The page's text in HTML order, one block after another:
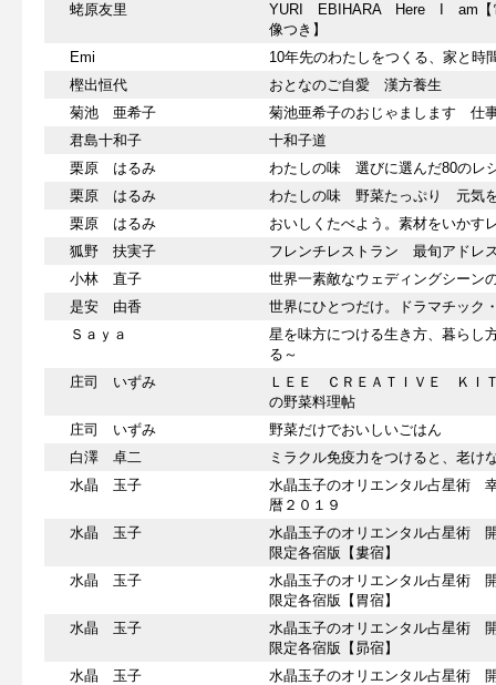
蛯原友里
YURI EBIHARA Here I am【
像つき】
Emi
10年先のわたしをつくる、家と時
樫出恒代
おとなのご自愛 漢方養生
菊池 亜希子
菊池亜希子のおじゃまします 仕
君島十和子
十和子道
栗原 はるみ
わたしの味 選びに選んだ80のレ
栗原 はるみ
わたしの味 野菜たっぷり 元気
栗原 はるみ
おいしくたべよう。素材をいかす
狐野 扶実子
フレンチレストラン 最旬アドレ
小林 直子
世界一素敵なウェディングシーン
是安 由香
世界にひとつだけ。ドラマチック
Ｓａｙａ
星を味方につける生き方、暮ら
る～
庄司 いずみ
ＬＥＥ ＣＲＥＡＴＩＶＥ ＫＩ
の野菜料理帖
庄司 いずみ
野菜だけでおいしいごはん
白澤 卓二
ミラクル免疫力をつけると、老け
水晶 玉子
水晶玉子のオリエンタル占星術
暦２０１９
水晶 玉子
水晶玉子のオリエンタル占星術
限定各宿版【婁宿】
水晶 玉子
水晶玉子のオリエンタル占星術
限定各宿版【胃宿】
水晶 玉子
水晶玉子のオリエンタル占星術
限定各宿版【昴宿】
水晶 玉子
水晶玉子のオリエンタル占星術